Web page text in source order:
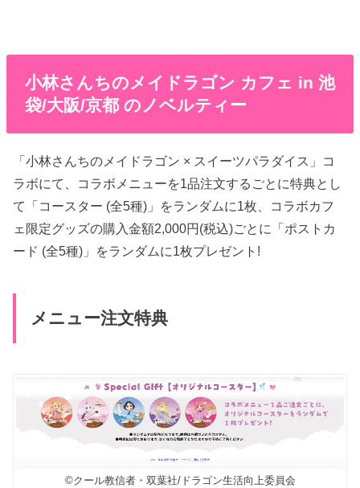
小林さんちのメイドラゴン カフェ in 池
袋/大阪/京都 のノベルティー
「小林さんちのメイドラゴン × スイーツパラダイス」コ
ラボにて、コラボメニューを1品注文するごとに特典とし
て「コースター (全5種)」をランダムに1枚、コラボカフ
ェ限定グッズの購入金額2,000円(税込)ごとに「ポストカ
ード (全5種)」をランダムに1枚プレゼント!
メニュー注文特典
©クール教信者・双葉社/ドラゴン生活向上委員会